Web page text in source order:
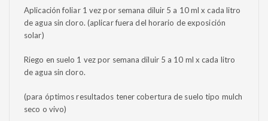
Aplicación foliar 1 vez por semana diluir 5 a 10 ml x cada litro
de agua sin cloro. (aplicar fuera del horario de exposición
solar)
Riego en suelo 1 vez por semana diluir 5 a 10 ml x cada litro
de agua sin cloro.
(para óptimos resultados tener cobertura de suelo tipo mulch
seco o vivo)